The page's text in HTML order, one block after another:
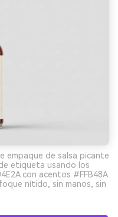
empaque de salsa picante
etiqueta usando los
con acentos #FFB48A
nítido, sin manos, sin